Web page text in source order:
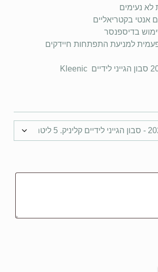
לא נעימים
אנטי בקטריאליים
בדיספנסר
למניעת התפתחות חיידקים